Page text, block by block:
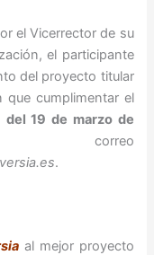
el Vicerrector de su
el participante
del proyecto titular
cumplimentar el
del 19 de marzo de
.
al mejor proyecto